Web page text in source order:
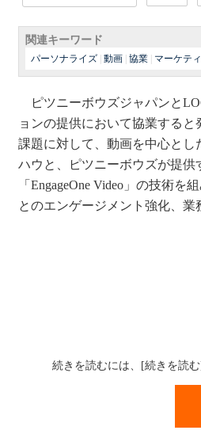
関連キーワード
パーソナライズ 動画 協業 マーケテ
ピツニーボウズジャパンと
ョンの提供において協業する
課題に対して、動画を中心とし
ハウと、ピツニーボウズが提
「EngageOne Video」の技術
とのエンゲージメント強化、業
続きを読むには、[続きを読